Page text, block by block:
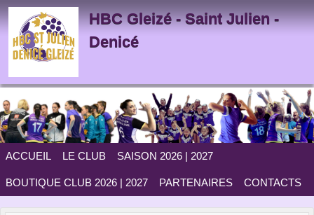
HBC Gleizé - Saint Julien -
Denicé
ACCUEIL LE CLUB SAISON 2026 | 2027
BOUTIQUE CLUB 2026 | 2027 PARTENAIRES CONTACTS
Panneau de gestion des cookies